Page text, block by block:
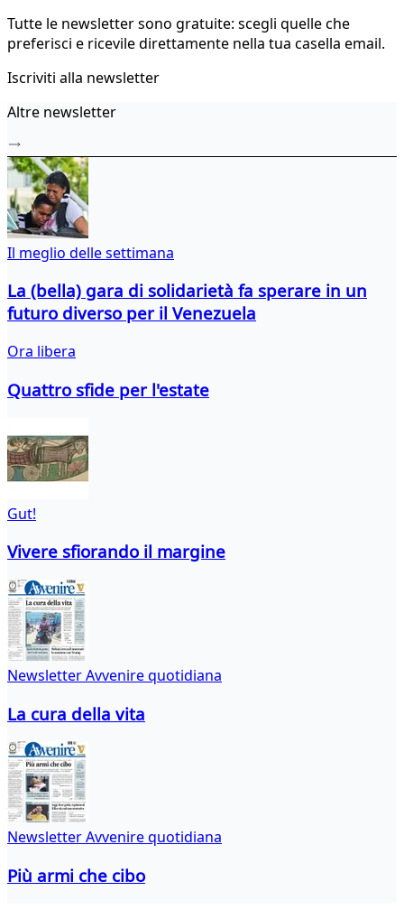
primo numero: siamo felici ed emozionati per questo
viaggio da fare insieme, da oggi, ogni due venerdì.
Tutte le newsletter sono gratuite: scegli quelle che
preferisci e ricevile direttamente nella tua casella email.
Iscriviti alla newsletter
Altre newsletter
Il meglio delle settimana
La (bella) gara di solidarietà fa sperare in un
futuro diverso per il Venezuela
Ora libera
Quattro sfide per l'estate
Gut!
Vivere sfiorando il margine
Newsletter Avvenire quotidiana
La cura della vita
Newsletter Avvenire quotidiana
Più armi che cibo